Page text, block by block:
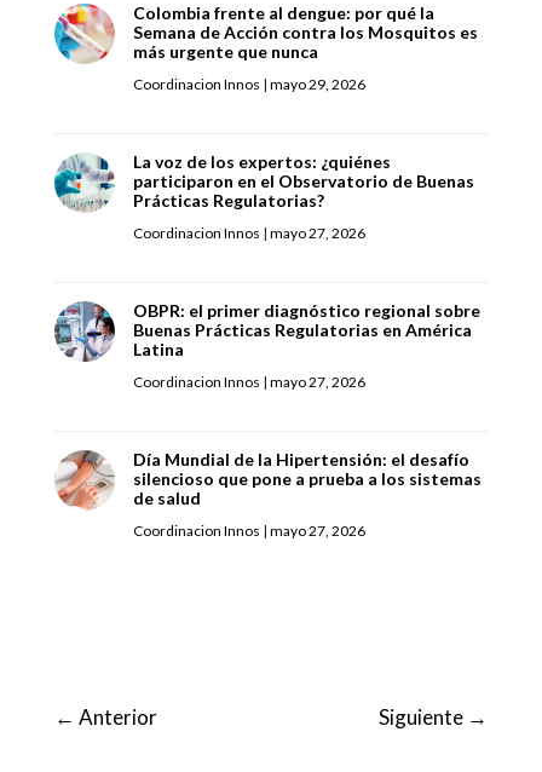
Colombia frente al dengue: por qué la
Semana de Acción contra los Mosquitos es
más urgente que nunca
Coordinacion Innos | mayo 29, 2026
La voz de los expertos: ¿quiénes
participaron en el Observatorio de Buenas
Prácticas Regulatorias?
Coordinacion Innos | mayo 27, 2026
OBPR: el primer diagnóstico regional sobre
Buenas Prácticas Regulatorias en América
Latina
Coordinacion Innos | mayo 27, 2026
Día Mundial de la Hipertensión: el desafío
silencioso que pone a prueba a los sistemas
de salud
Coordinacion Innos | mayo 27, 2026
← Anterior Siguiente →